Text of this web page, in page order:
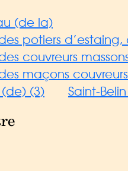
(de la)
potiers
couvreurs
maçons
(3)
Saint-